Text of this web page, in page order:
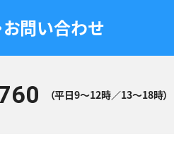
お問い合わせ
（平日9～12時／13～18時）